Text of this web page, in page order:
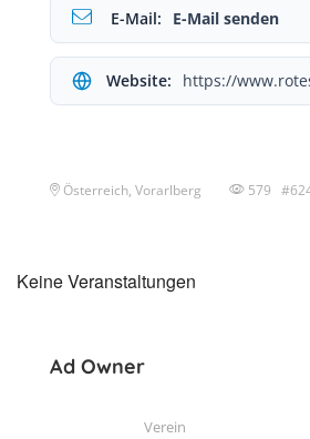
E-Mail: E-Mail senden
Website: https://
Österreich, Vorarlberg 579
Keine Veranstaltungen
Ad Owner
Verein